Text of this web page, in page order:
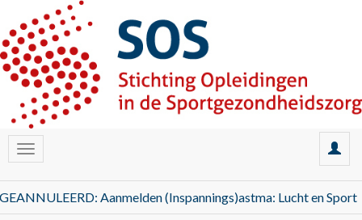
GEANNULEERD: Aanmelden (Inspannings)astma: Lucht en Sport